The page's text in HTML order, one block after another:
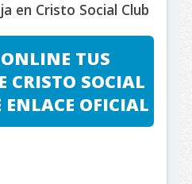
en Cristo Social Club
TUS
CRISTO SOCIAL
ENLACE OFICIAL